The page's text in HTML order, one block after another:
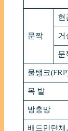
문짝
현
거
문
물탱크
목 발
방충망
배드민턴